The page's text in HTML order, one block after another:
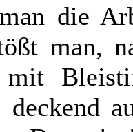
die
man,
deckend